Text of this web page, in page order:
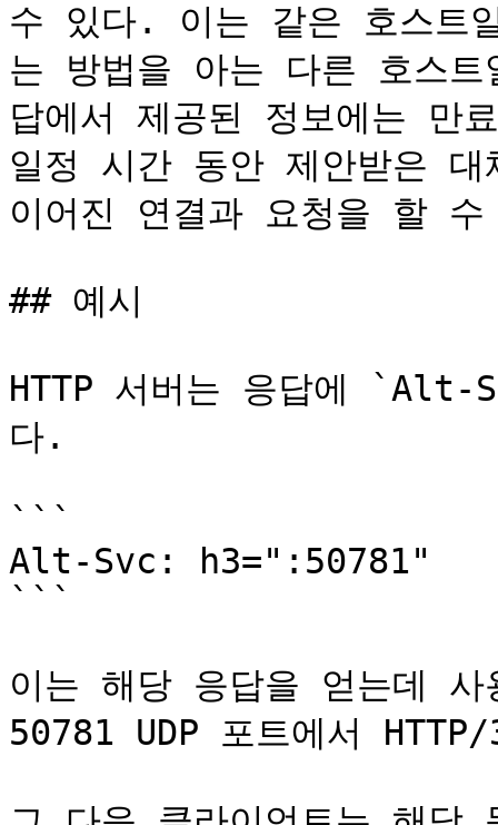
수 있다. 이는 같은 호스트
는 방법을 아는 다른 호스
답에서 제공된 정보에는 만
일정 시간 동안 제안받은
이어진 연결과 요청을 할
## 예시
HTTP 서버는 응답에 `Alt-
다.
```
Alt-Svc: h3=":50781"
```
이는 해당 응답을 얻는데
50781 UDP 포트에서